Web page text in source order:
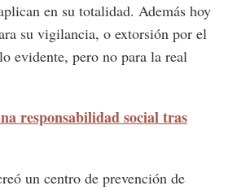
en su totalidad. Además hoy
su vigilancia, o extorsión por el
evidente, pero no para la real
responsabilidad social tras
un centro de prevención de